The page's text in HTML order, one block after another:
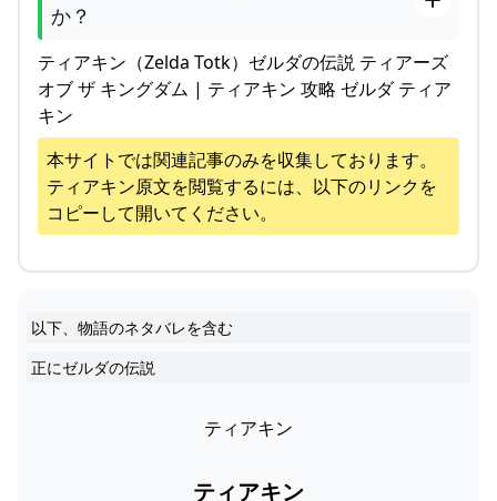
か？
ティアキン（Zelda Totk）ゼルダの伝説 ティアーズ
オブ ザ キングダム | ティアキン 攻略 ゼルダ ティア
キン
本サイトでは関連記事のみを収集しております。
ティアキン原文を閲覧するには、以下のリンクを
コピーして開いてください。
以下、物語のネタバレを含む
正にゼルダの伝説
ティアキン
ティアキン